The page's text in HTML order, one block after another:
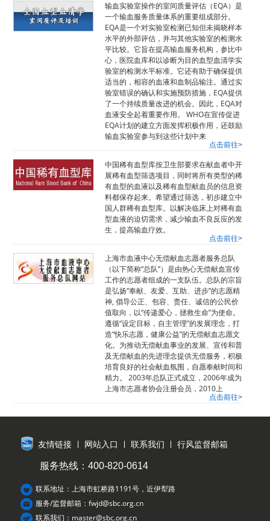
点击前往>
输血实验室操作的室间质量评估（EQA）是
一个输血服务质量体系的重要组成部分。
EQA是一个对实验室检测已知但未揭晓样本
水平的外部评估，并与其他实验室的检测水
平比较。它旨在提高输血服务机构，参比中
心，医院血库和以诊断为目的血型血清学实
验室的检测水平标准。它还有助于确保提供
适当的，相容的血液和血制品输注。通过实
验室错误的确认和实施预防措施，EQA提供
了一个持续质量改进的机会。因此，EQA对
血液安全起着重要作用。 WHO在宣传促进
EQA计划的建立方面发挥积极作用，还鼓励
输血实验室参与到这些计划中来
点击前往>
中国稀有血型库按卫生部要求在献血者中开
展稀有血型筛选项目，同时将所有类型的稀
有血型的血液以及稀有血型献血员的信息资
料都保存起来。希望通过筛选，初步建立中
国人群稀有血型库。以解决临床上对稀有血
型血液的迫切需求，减少输血不良反应的发
生，提高输血疗效。
点击前往>
上海市血液中心无偿献血志愿者服务总队
（以下简称“总队”）是由热心无偿献血宣传
工作的志愿者组成的一支队伍。总队的宗旨
是弘扬“奉献、友爱、互助、进步”的志愿精
神, 倡导公正、包容、责任、诚信的公民价
值取向，以“传递爱心，拯救生命”为使命。
遵循“设定目标，自主管理”的发展理念，打
造“快乐志愿，健康公益”的无偿献血志愿文
化。为推动无偿献血事业的发展、宣传和普
及无偿献血的先进理念提供无偿服务，积极
培育良好的社会献血氛围，自愿奉献时间和
精力。 2003年总队正式成立，2006年成为
上海市志愿者协会注册会员，2010上
友情链接 网站入口 联系我们 行风监督邮箱
服务热线：400-820-0614
联系地址：上海市虹桥路1191号，近伊犁路
服务/监督邮箱：fwjd@sbc.org.cn
联系我们：master@sbc.org.cn